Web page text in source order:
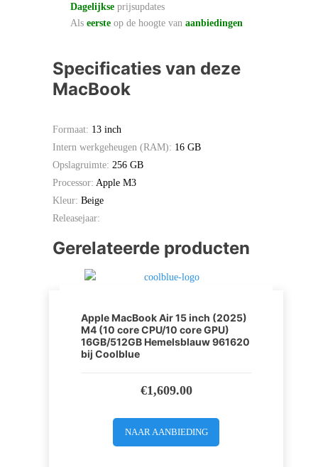
Dagelijkse prijsupdates
Als eerste op de hoogte van aanbiedingen
Specificaties van deze
MacBook
Formaat: 13 inch
Intern werkgeheugen (RAM): 16 GB
Opslagruimte: 256 GB
Processor: Apple M3
Kleur: Beige
Releasejaar:
Gerelateerde producten
Apple MacBook Air 15 inch (2025)
M4 (10 core CPU/10 core GPU)
16GB/512GB Hemelsblauw 961620
bij Coolblue
€1,609.00
NAAR AANBIEDING